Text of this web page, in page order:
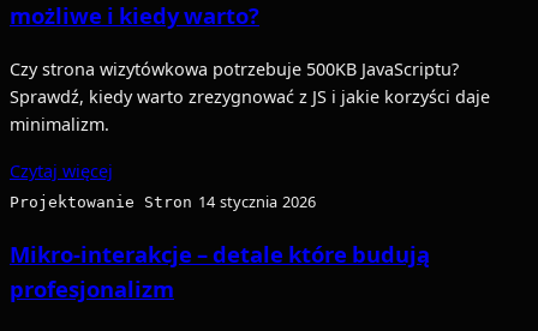
możliwe i kiedy warto?
Czy strona wizytówkowa potrzebuje 500KB JavaScriptu?
Sprawdź, kiedy warto zrezygnować z JS i jakie korzyści daje
minimalizm.
Czytaj więcej
Projektowanie Stron 14 stycznia 2026
Mikro-interakcje – detale które budują
profesjonalizm